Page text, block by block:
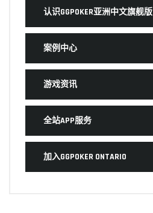
认识GGPOKER亚洲中文旗舰版
案例中心
游戏资讯
全站APP服务
加入GGPOKER ONTARIO